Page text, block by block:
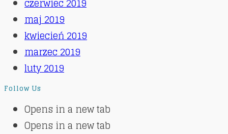
maj 2019
kwiecień 2019
marzec 2019
luty 2019
Follow Us
Opens in a new tab
Opens in a new tab